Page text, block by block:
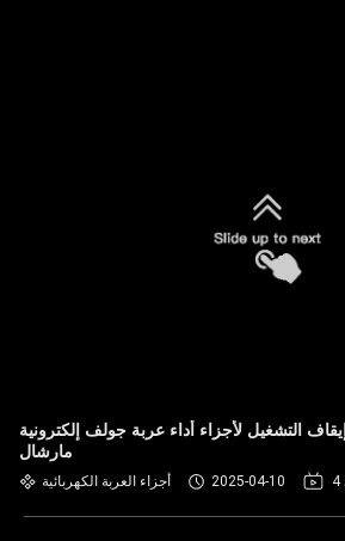
التشغيل لأجزاء أداء عربة جولف إلكترونية
مارشال
أجزاء العربة الكهربائية 2025-04-10